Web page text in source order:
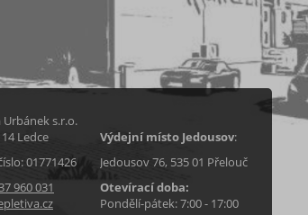
s.r.o.
Ledce
01771426
960 031
Výdejní místo Jedousov:
Jedousov 76, 535 01 Přelouč
Otevírací doba:
Pondělí-pátek: 7:00 - 17:00